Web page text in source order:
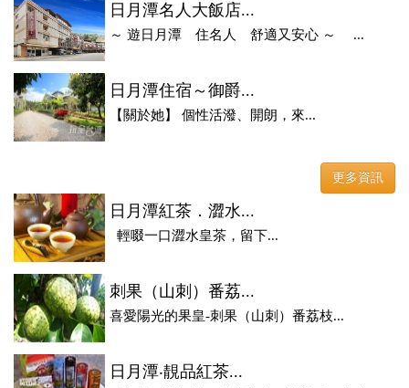
日月潭名人大飯店...
～ 遊日月潭 住名人 舒適又安心 ～ ...
日月潭住宿～御爵...
【關於她】 個性活潑、開朗，來...
更多資訊
日月潭紅茶．澀水...
輕啜一口澀水皇茶，留下...
刺果（山刺）番荔...
喜愛陽光的果皇-刺果（山刺）番荔枝...
日月潭‧靚品紅茶...